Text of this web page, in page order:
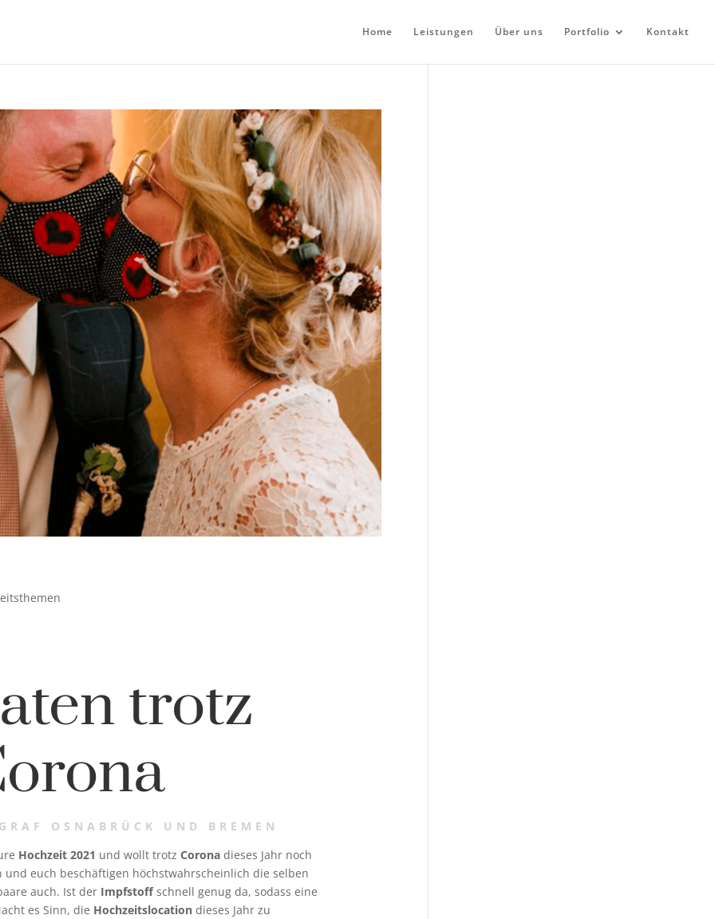
Home Leistungen Über uns Portfolio Kontakt
trotz
OSNABRÜCK UND BREMEN
Hochzeit 2021 und wollt trotz Coronadieses Jahr noch
euch beschäftigen höchstwahrscheinlich die selben
auch. Ist der Impfstoffschnell genug da, sodass eine
es Sinn, die Hochzeitslocationdieses Jahr zu